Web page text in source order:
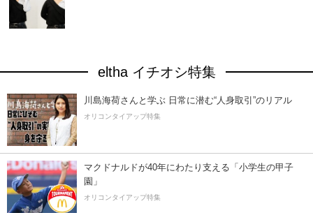
eltha イチオシ特集
川島海荷さんと学ぶ 日常に潜む“人身取引”のリアル
オリコンタイアップ特集
マクドナルドが40年にわたり支える「小学生の甲子
園」
オリコンタイアップ特集